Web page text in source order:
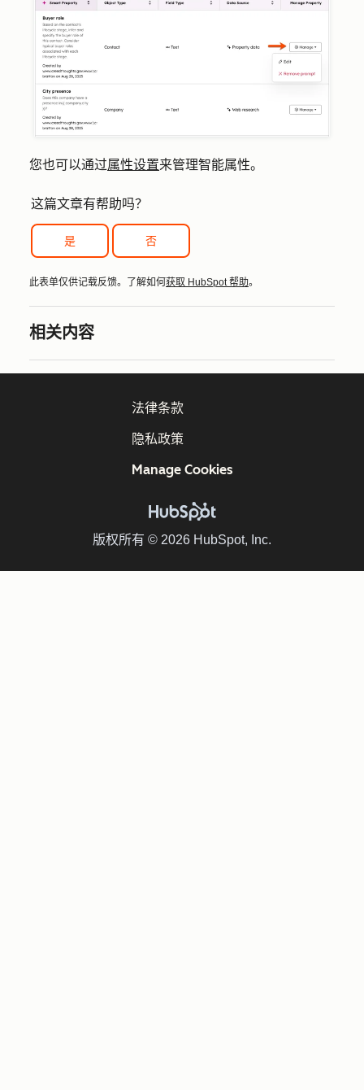
您也可以通过属性设置来管理智能属性。
这篇文章有帮助吗？
是 否
此表单仅供记载反馈。了解如何 获取 HubSpot 帮助。
相关内容
版权所有 © 2026 HubSpot, Inc.
法律条款
隐私政策
Manage Cookies